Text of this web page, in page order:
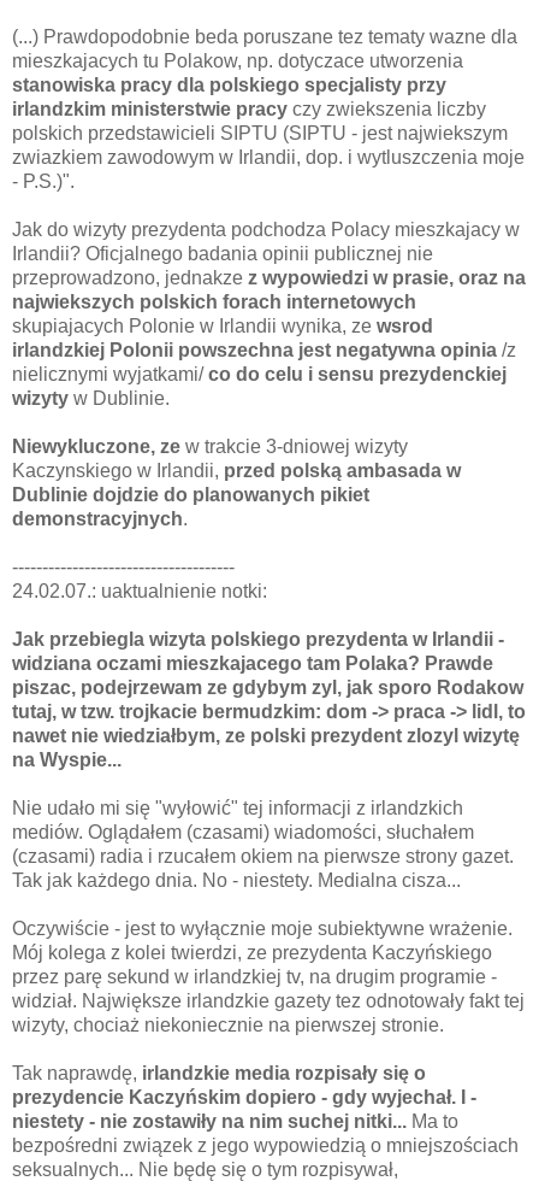
(...) Prawdopodobnie beda poruszane tez tematy wazne dla
mieszkajacych tu Polakow, np. dotyczace utworzenia
stanowiska pracy dla polskiego specjalisty przy
irlandzkim ministerstwie pracy czy zwiekszenia liczby
polskich przedstawicieli SIPTU (SIPTU - jest najwiekszym
zwiazkiem zawodowym w Irlandii, dop. i wytluszczenia moje
- P.S.)".
Jak do wizyty prezydenta podchodza Polacy mieszkajacy w
Irlandii? Oficjalnego badania opinii publicznej nie
przeprowadzono, jednakze z wypowiedzi w prasie, oraz na
najwiekszych polskich forach internetowych
skupiajacych Polonie w Irlandii wynika, ze wsrod
irlandzkiej Polonii powszechna jest negatywna opinia /z
nielicznymi wyjatkami/co do celu i sensu prezydenckiej
wizyty w Dublinie.
Niewykluczone, ze w trakcie 3-dniowej wizyty
Kaczynskiego w Irlandii, przed polską ambasada w
Dublinie dojdzie do planowanych pikiet
demonstracyjnych.
-------------------------------------
24.02.07.: uaktualnienie notki:
Jak przebiegla wizyta polskiego prezydenta w Irlandii -
widziana oczami mieszkajacego tam Polaka? Prawde
piszac, podejrzewam ze gdybym zyl, jak sporo Rodakow
tutaj, w tzw. trojkacie bermudzkim: dom -> praca -> lidl, to
nawet nie wiedziałbym, ze polski prezydent zlozyl wizytę
na Wyspie...
Nie udało mi się "wyłowić" tej informacji z irlandzkich
mediów. Oglądałem (czasami) wiadomości, słuchałem
(czasami) radia i rzucałem okiem na pierwsze strony gazet.
Tak jak każdego dnia. No - niestety. Medialna cisza...
Oczywiście - jest to wyłącznie moje subiektywne wrażenie.
Mój kolega z kolei twierdzi, ze prezydenta Kaczyńskiego
przez parę sekund w irlandzkiej tv, na drugim programie -
widział. Największe irlandzkie gazety tez odnotowały fakt tej
wizyty, chociaż niekoniecznie na pierwszej stronie.
Tak naprawdę, irlandzkie media rozpisały się o
prezydencie Kaczyńskim dopiero - gdy wyjechał. I -
niestety - nie zostawiły na nim suchej nitki... Ma to
bezpośredni związek z jego wypowiedzią o mniejszościach
seksualnych... Nie będę się o tym rozpisywał,